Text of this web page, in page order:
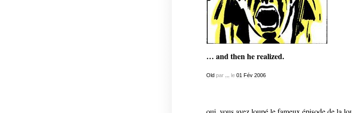
… and then he realized.
Oldpar le 01 Fév 2006